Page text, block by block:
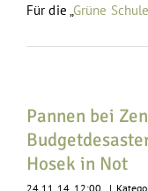
Für die „Grüne
Pannen bei
Hosek in Not
24.11.14, 12:00 |